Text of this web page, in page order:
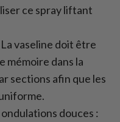
ce spray liftant
vaseline doit être
mémoire dans la
sections afin que les
douces :